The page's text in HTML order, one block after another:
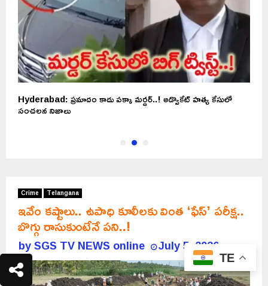
Hyderabad: ప్రమాదం కాదు పక్కా మర్డర్..! అడ్వొకేట్ హత్య కేసులో
సంచలన నిజాలు
Crime Telangana
ఇవేం కష్టాలు.. ఉపాధి కూలీలకు వింత ‘ఫేస్’ పరీక్ష..
బొగ్గు రాసుకుంటేనే పని..!
bySGS TV NEWS online July 5, 2026
TE